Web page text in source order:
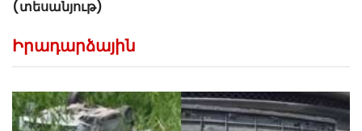
(տեսանյութ)
Իրադարձային